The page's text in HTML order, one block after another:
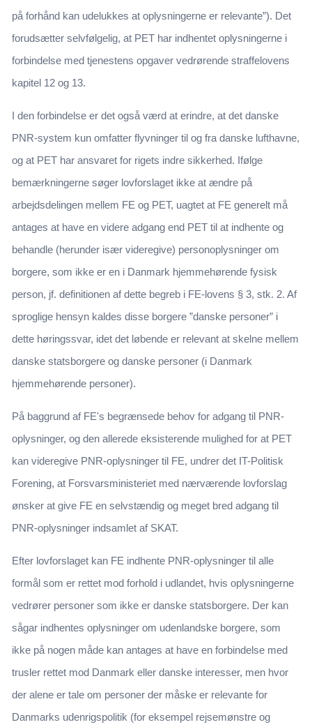
på forhånd kan udelukkes at oplysningerne er relevante”). Det
forudsætter selvfølgelig, at PET har indhentet oplysningerne i
forbindelse med tjenestens opgaver vedrørende straffelovens
kapitel 12 og 13.
I den forbindelse er det også værd at erindre, at det danske
PNR-system kun omfatter flyvninger til og fra danske lufthavne,
og at PET har ansvaret for rigets indre sikkerhed. Ifølge
bemærkningerne søger lovforslaget ikke at ændre på
arbejdsdelingen mellem FE og PET, uagtet at FE generelt må
antages at have en videre adgang end PET til at indhente og
behandle (herunder især videregive) personoplysninger om
borgere, som ikke er en i Danmark hjemmehørende fysisk
person, jf. definitionen af dette begreb i FE-lovens § 3, stk. 2. Af
sproglige hensyn kaldes disse borgere ”danske personer” i
dette høringssvar, idet det løbende er relevant at skelne mellem
danske statsborgere og danske personer (i Danmark
hjemmehørende personer).
På baggrund af FE's begrænsede behov for adgang til PNR-
oplysninger, og den allerede eksisterende mulighed for at PET
kan videregive PNR-oplysninger til FE, undrer det IT-Politisk
Forening, at Forsvarsministeriet med nærværende lovforslag
ønsker at give FE en selvstændig og meget bred adgang til
PNR-oplysninger indsamlet af SKAT.
Efter lovforslaget kan FE indhente PNR-oplysninger til alle
formål som er rettet mod forhold i udlandet, hvis oplysningerne
vedrører personer som ikke er danske statsborgere. Der kan
sågar indhentes oplysninger om udenlandske borgere, som
ikke på nogen måde kan antages at have en forbindelse med
trusler rettet mod Danmark eller danske interesser, men hvor
der alene er tale om personer der måske er relevante for
Danmarks udenrigspolitik (for eksempel rejsemønstre og